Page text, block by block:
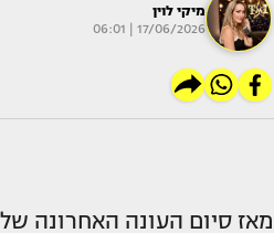
מיקי לוין
17/06/2026 | 06:01
מאז סיום העונה האחרונה